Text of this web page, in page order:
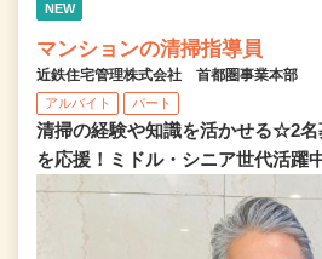
NEW
マンションの清掃指導員
近鉄住宅管理株式会社 首都圏事業本部
アルバイト パート
清掃の経験や知識を活かせる☆2名
を応援！ミドル・シニア世代活躍